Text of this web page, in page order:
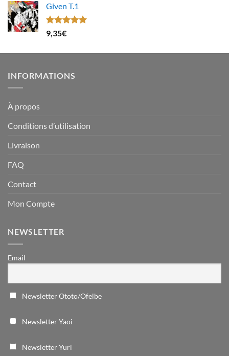
Given T.1
Note5.00
sur 5
9,35€
INFORMATIONS
À propos
Conditions d’utilisation
Livraison
FAQ
Contact
Mon Compte
NEWSLETTER
Email
Newsletter Ototo/Ofelbe
Newsletter Yaoi
Newsletter Yuri